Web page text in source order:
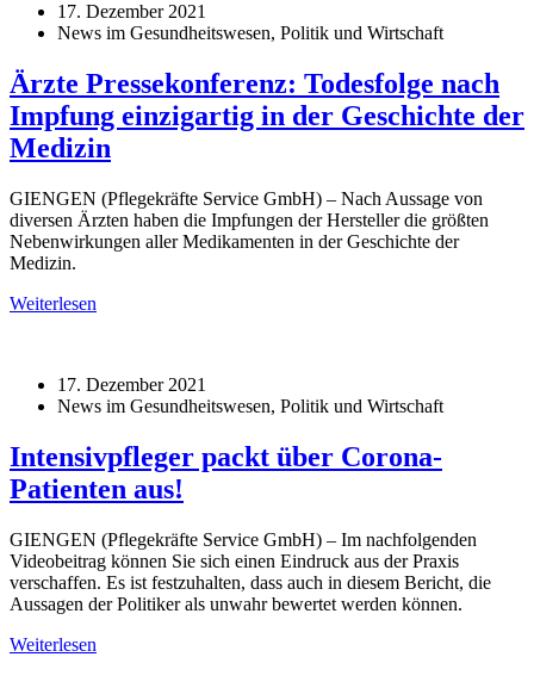
17. Dezember 2021
News im Gesundheitswesen, Politik und Wirtschaft
Ärzte Pressekonferenz: Todesfolge nach
Impfung einzigartig in der Geschichte der
Medizin
GIENGEN (Pflegekräfte Service GmbH) – Nach Aussage von
diversen Ärzten haben die Impfungen der Hersteller die größten
Nebenwirkungen aller Medikamenten in der Geschichte der
Medizin.
Weiterlesen
17. Dezember 2021
News im Gesundheitswesen, Politik und Wirtschaft
Intensivpfleger packt über Corona-
Patienten aus!
GIENGEN (Pflegekräfte Service GmbH) – Im nachfolgenden
Videobeitrag können Sie sich einen Eindruck aus der Praxis
verschaffen. Es ist festzuhalten, dass auch in diesem Bericht, die
Aussagen der Politiker als unwahr bewertet werden können.
Weiterlesen